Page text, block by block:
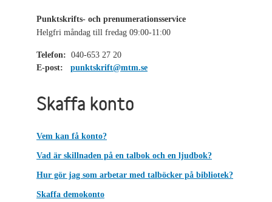
Punktskrifts- och prenumerationsservice
Helgfri måndag till fredag 09:00-11:00
Telefon: 040-653 27 20
E-post:
punktskrift@mtm.se
Skaffa konto
Vem kan få konto?
Vad är skillnaden på en talbok och en ljudbok?
Hur gör jag som arbetar med talböcker på bibliotek?
Skaffa demokonto